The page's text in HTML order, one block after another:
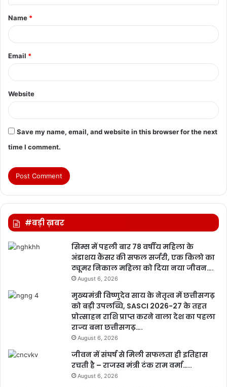
t
*
Name *
Email *
Website
Save my name, email, and website in this browser for the next
time I comment.
#बड़ी ख़बर
सिम्स में पहली बार 78 वर्षीय महिला के
अंडाशय कैंसर की सफल सर्जरी, एक किलो का
ट्यूमर निकाल महिला को दिया नया जीवन….
August 6, 2026
मुख्यमंत्री विष्णुदेव साय के नेतृत्व में छत्तीसगढ़
को बड़ी उपलब्धि, SASCI 2026-27 के तहत
प्रोत्साहन राशि प्राप्त करने वाला देश का पहला
राज्य बना छत्तीसगढ़….
August 6, 2026
जीवन में संघर्ष से मिली सफलता ही इतिहास
रचती है – राजस्व मंत्री टंक राम वर्मा…..
August 6, 2026